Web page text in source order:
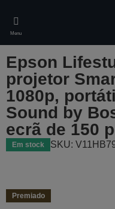
main
content
Menu
Epson
projetor
1080p,
Sound by
ecrã de 150
Em stock SKU:
Premiado